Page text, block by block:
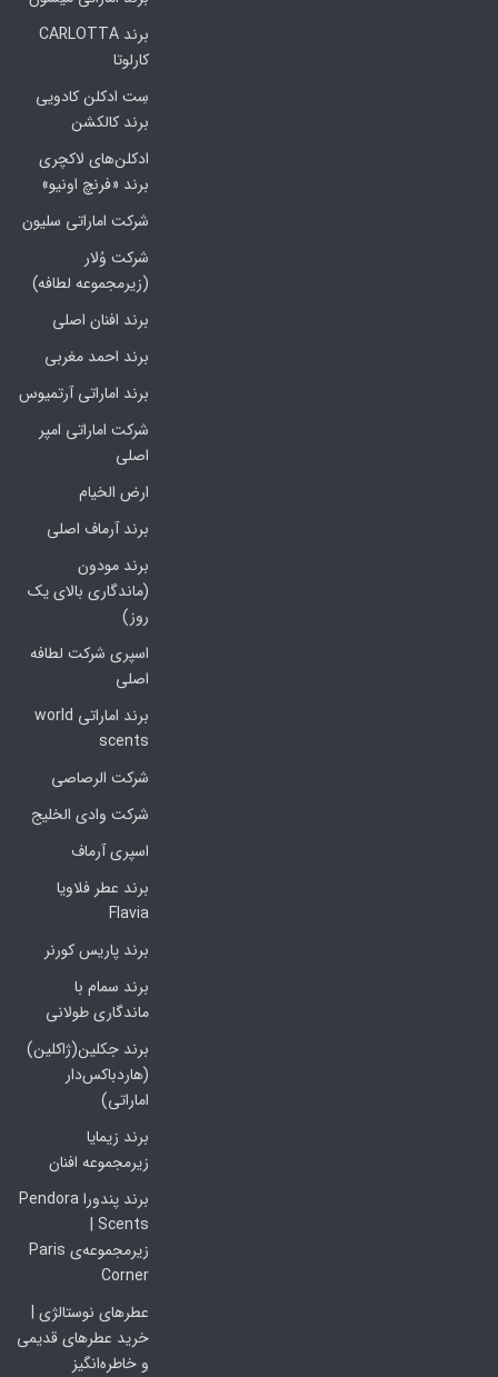
برند CARLOTTA
کارلوتا
سِت ادکلن کادویی
برند کالکشن
ادکلن‌های لاکچری
برند «فرنچ اونیو»
شرکت اماراتی سلیون
شرکت وُلار
(زیرمجموعه لطافه)
برند افنان اصلی
برند احمد مغربی
برند اماراتی آرتمیوس
شرکت اماراتی امپر
اصلی
ارض الخیام
برند آرماف اصلی
برند مودون
(ماندگاری بالای یک
روز)
اسپری شرکت لطافه
اصلی
برند اماراتی world
scents
شرکت الرصاصی
شرکت وادی الخلیج
اسپری آرماف
برند عطر فلاویا
Flavia
برند پاریس کورنر
برند سمام با
ماندگاری طولانی
برند جکلین(ژاکلین)
(هاردباکس‌دار
اماراتی)
برند زیمایا
زیرمجموعه افنان
برند پندورا Pendora
Scents |
زیرمجموعه‌ی Paris
Corner
عطرهای نوستالژی |
خرید عطرهای قدیمی
و خاطره‌انگیز